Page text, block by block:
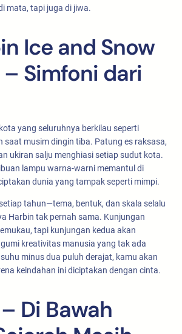
mata, tapi juga di jiwa.
Ice and Snow
Simfoni dari
yang seluruhnya berkilau seperti
saat musim dingin tiba. Patung es raksasa,
ukiran salju menghiasi setiap sudut kota.
lampu warna-warni memantul di
dunia yang tampak seperti mimpi.
tahun—tema, bentuk, dan skala selalu
Harbin tak pernah sama. Kunjungan
tapi kunjungan kedua akan
kreativitas manusia yang tak ada
minus dua puluh derajat, kamu akan
keindahan ini diciptakan dengan cinta.
Di Bawah